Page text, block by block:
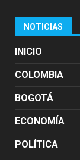
NOTICIAS
INICIO
COLOMBIA
BOGOTÁ
ECONOMÍA
POLÍTICA